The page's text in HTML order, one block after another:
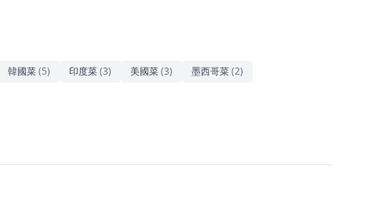
韓國菜(5) 印度菜(3) 美國菜(3) 墨西哥菜(2)